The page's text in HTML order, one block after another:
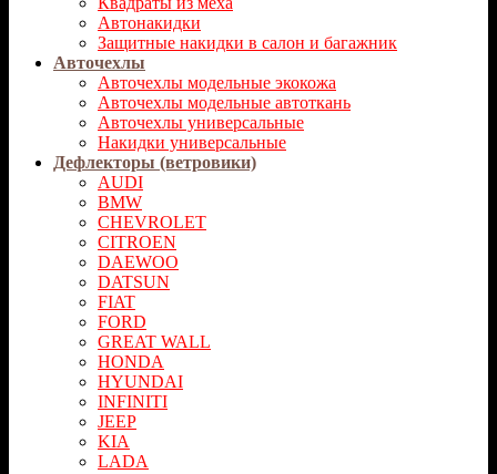
Автонакидки
Защитные накидки в салон и багажник
Авточехлы
Авточехлы модельные экокожа
Авточехлы модельные автоткань
Авточехлы универсальные
Накидки универсальные
Дефлекторы (ветровики)
AUDI
BMW
CHEVROLET
CITROEN
DAEWOO
DATSUN
FIAT
FORD
GREAT WALL
HONDA
HYUNDAI
INFINITI
JEEP
KIA
LADA